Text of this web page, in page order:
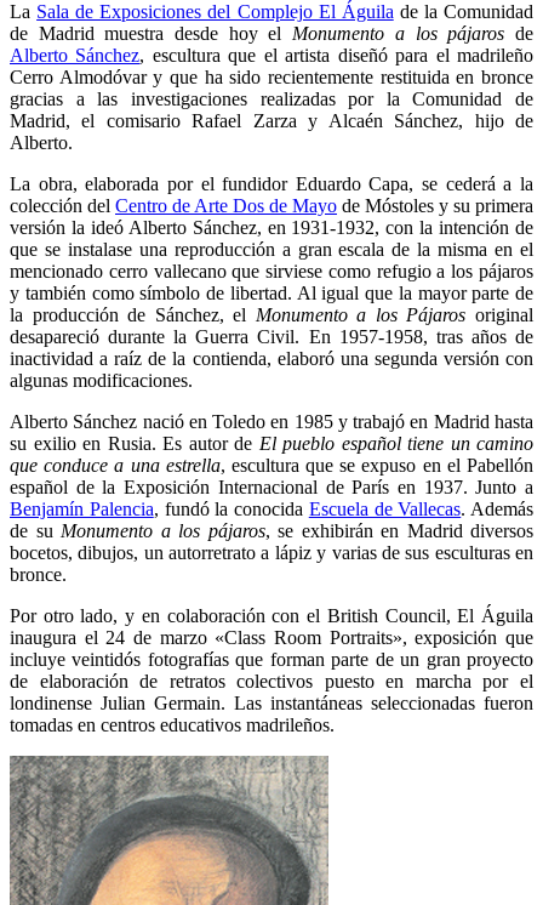
La Sala de Exposiciones del Complejo El Águila de la Comunidad
de Madrid muestra desde hoy el Monumento a los pájaros de
Alberto Sánchez, escultura que el artista diseñó para el madrileño
Cerro Almodóvar y que ha sido recientemente restituida en bronce
gracias a las investigaciones realizadas por la Comunidad de
Madrid, el comisario Rafael Zarza y Alcaén Sánchez, hijo de
Alberto.
La obra, elaborada por el fundidor Eduardo Capa, se cederá a la
colección del Centro de Arte Dos de Mayo de Móstoles y su primera
versión la ideó Alberto Sánchez, en 1931-1932, con la intención de
que se instalase una reproducción a gran escala de la misma en el
mencionado cerro vallecano que sirviese como refugio a los pájaros
y también como símbolo de libertad. Al igual que la mayor parte de
la producción de Sánchez, el Monumento a los Pájaros original
desapareció durante la Guerra Civil. En 1957-1958, tras años de
inactividad a raíz de la contienda, elaboró una segunda versión con
algunas modificaciones.
Alberto Sánchez nació en Toledo en 1985 y trabajó en Madrid hasta
su exilio en Rusia. Es autor de El pueblo español tiene un camino
que conduce a una estrella, escultura que se expuso en el Pabellón
español de la Exposición Internacional de París en 1937. Junto a
Benjamín Palencia, fundó la conocida Escuela de Vallecas. Además
de su Monumento a los pájaros, se exhibirán en Madrid diversos
bocetos, dibujos, un autorretrato a lápiz y varias de sus esculturas en
bronce.
Por otro lado, y en colaboración con el British Council, El Águila
inaugura el 24 de marzo «Class Room Portraits», exposición que
incluye veintidós fotografías que forman parte de un gran proyecto
de elaboración de retratos colectivos puesto en marcha por el
londinense Julian Germain. Las instantáneas seleccionadas fueron
tomadas en centros educativos madrileños.